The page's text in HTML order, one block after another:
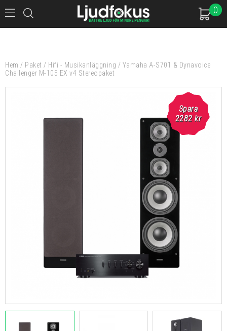
0
Hem / Paket / Hifi - Musikanläggning / Yamaha A-S701 & Dynavoice
Challenger M-105 EX v4 Stereopaket
Spara
Spara
2282 kr